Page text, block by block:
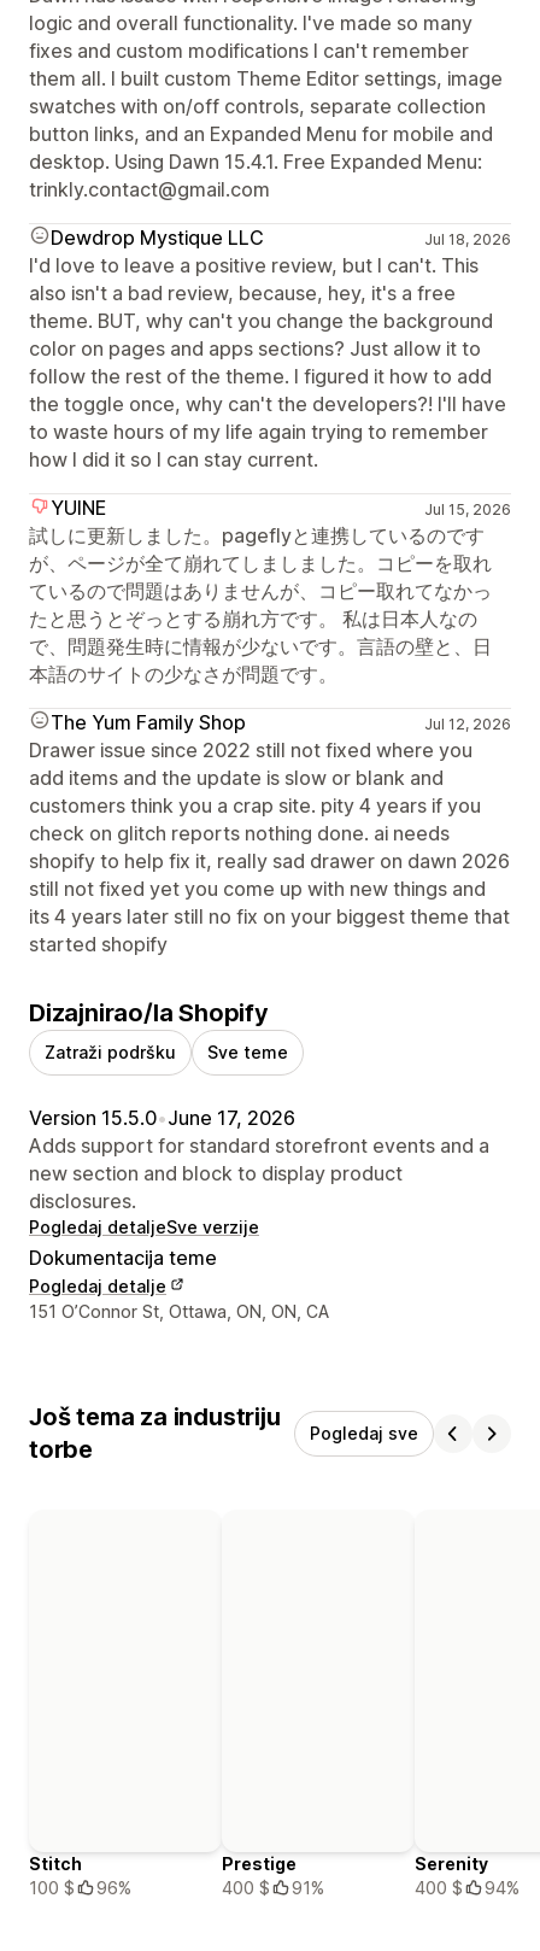
logic and overall functionality. I've made so many
fixes and custom modifications I can't remember
them all. I built custom Theme Editor settings, image
swatches with on/off controls, separate collection
button links, and an Expanded Menu for mobile and
desktop. Using Dawn 15.4.1. Free Expanded Menu:
trinkly.contact@gmail.com
Dewdrop Mystique LLC
Jul 18, 2026
I'd love to leave a positive review, but I can't. This
also isn't a bad review, because, hey, it's a free
theme. BUT, why can't you change the background
color on pages and apps sections? Just allow it to
follow the rest of the theme. I figured it how to add
the toggle once, why can't the developers?! I'll have
to waste hours of my life again trying to remember
how I did it so I can stay current.
YUINE
Jul 15, 2026
試しに更新しました。pageflyと連携しているのです
が、ページが全て崩れてしましました。コピーを取れ
ているので問題はありませんが、コピー取れてなかっ
たと思うとぞっとする崩れ方です。 私は日本人なの
で、問題発生時に情報が少ないです。言語の壁と、日
本語のサイトの少なさが問題です。
The Yum Family Shop
Jul 12, 2026
Drawer issue since 2022 still not fixed where you
add items and the update is slow or blank and
customers think you a crap site. pity 4 years if you
check on glitch reports nothing done. ai needs
shopify to help fix it, really sad drawer on dawn 2026
still not fixed yet you come up with new things and
its 4 years later still no fix on your biggest theme that
started shopify
Dizajnirao/la Shopify
Zatraži podršku Sve teme
Version 15.5.0•June 17, 2026
Adds support for standard storefront events and a
new section and block to display product
disclosures.
Pogledaj detaljeSve verzije
Dokumentacija teme
Pogledaj detalje
Podaci za kontakt dizajnera
151 O’Connor St, Ottawa, ON, ON, CA
Još tema za industriju
torbe
Pogledaj sve
Stitch
100 $
96%
Prestige
400 $
91%
Serenity
400 $
94%